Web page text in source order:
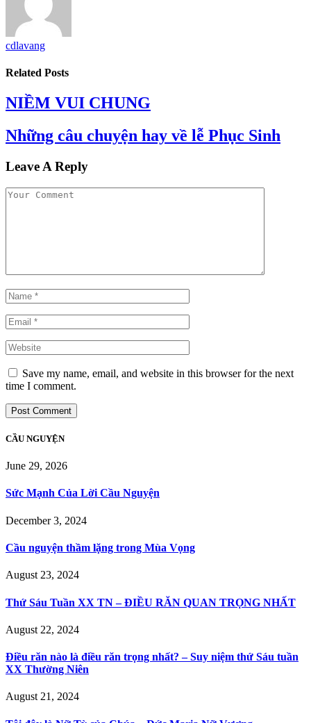
cdlavang
Related Posts
NIỀM VUI CHUNG
Những câu chuyện hay về lễ Phục Sinh
Leave A Reply
Save my name, email, and website in this browser for the next
time I comment.
CẦU NGUYỆN
June 29, 2026
Sức Mạnh Của Lời Cầu Nguyện
December 3, 2024
Cầu nguyện thầm lặng trong Mùa Vọng
August 23, 2024
Thứ Sáu Tuần XX TN – ĐIỀU RĂN QUAN TRỌNG NHẤT
August 22, 2024
Điều răn nào là điều răn trọng nhất? – Suy niệm thứ Sáu tuần
XX Thường Niên
August 21, 2024